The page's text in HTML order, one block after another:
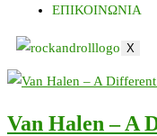
ΕΠΙΚΟΙΝΩΝΙΑ
X
Van Halen – A